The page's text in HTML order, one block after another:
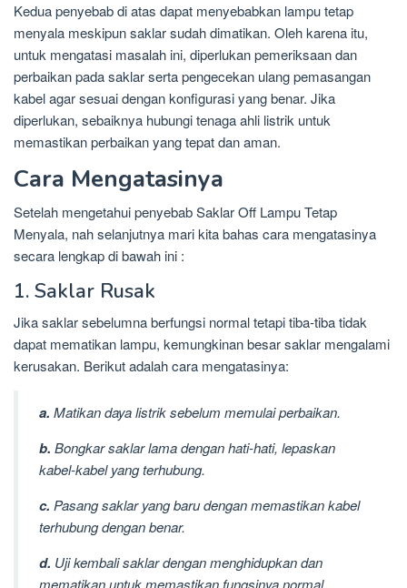
Kedua penyebab di atas dapat menyebabkan lampu tetap
menyala meskipun saklar sudah dimatikan. Oleh karena itu,
untuk mengatasi masalah ini, diperlukan pemeriksaan dan
perbaikan pada saklar serta pengecekan ulang pemasangan
kabel agar sesuai dengan konfigurasi yang benar. Jika
diperlukan, sebaiknya hubungi tenaga ahli listrik untuk
memastikan perbaikan yang tepat dan aman.
Cara Mengatasinya
Setelah mengetahui penyebab Saklar Off Lampu Tetap
Menyala, nah selanjutnya mari kita bahas cara mengatasinya
secara lengkap di bawah ini :
1. Saklar Rusak
Jika saklar sebelumna berfungsi normal tetapi tiba-tiba tidak
dapat mematikan lampu, kemungkinan besar saklar mengalami
kerusakan. Berikut adalah cara mengatasinya:
a. Matikan daya listrik sebelum memulai perbaikan.
b. Bongkar saklar lama dengan hati-hati, lepaskan
kabel-kabel yang terhubung.
c. Pasang saklar yang baru dengan memastikan kabel
terhubung dengan benar.
d. Uji kembali saklar dengan menghidupkan dan
mematikan untuk memastikan fungsinya normal.